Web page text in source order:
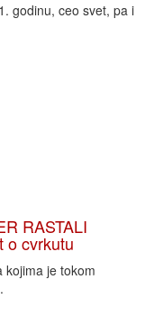
godinu, ceo svet, pa i
RASTALI
o cvrkutu
kojima je tokom